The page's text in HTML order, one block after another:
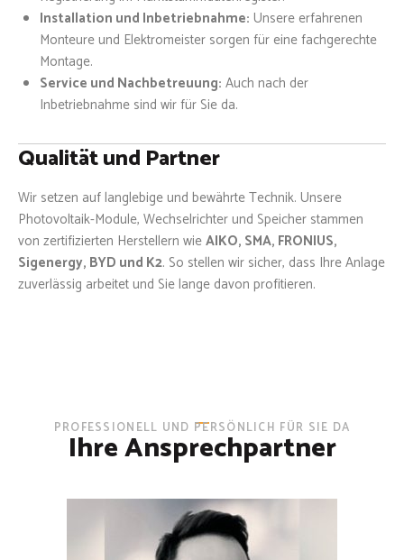
Installation und Inbetriebnahme: Unsere erfahrenen
Monteure und Elektromeister sorgen für eine fachgerechte
Montage.
Service und Nachbetreuung: Auch nach der
Inbetriebnahme sind wir für Sie da.
Qualität und Partner
Wir setzen auf langlebige und bewährte Technik. Unsere
Photovoltaik-Module, Wechselrichter und Speicher stammen
von zertifizierten Herstellern wieAIKO, SMA, FRONIUS,
Sigenergy, BYD und K2. So stellen wir sicher, dass Ihre Anlage
zuverlässig arbeitet und Sie lange davon profitieren.
PROFESSIONELL UND PERSÖNLICH FÜR SIE DA
Ihre Ansprechpartner